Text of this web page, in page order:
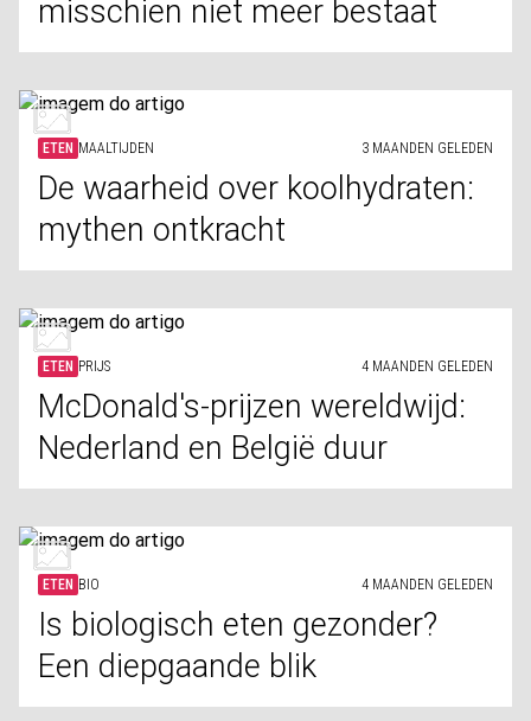
misschien niet meer bestaat
ETEN MAALTIJDEN 3 MAANDEN GELEDEN
De waarheid over koolhydraten:
mythen ontkracht
ETEN PRIJS 4 MAANDEN GELEDEN
McDonald's-prijzen wereldwijd:
Nederland en België duur
ETEN BIO 4 MAANDEN GELEDEN
Is biologisch eten gezonder?
Een diepgaande blik